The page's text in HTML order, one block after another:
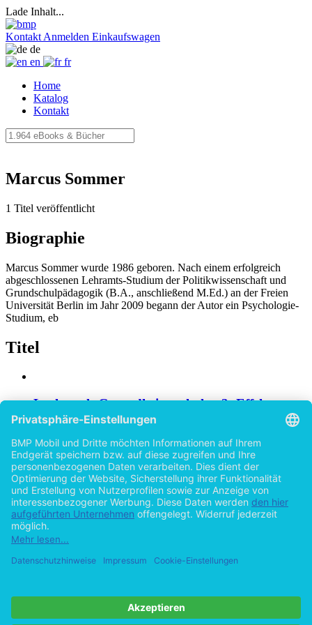
Lade Inhalt...
Kontakt Anmelden Einkaufswagen
de
en
fr
Home
Katalog
Kontakt
Marcus Sommer
1 Titel veröffentlicht
Biographie
Marcus Sommer wurde 1986 geboren. Nach einem erfolgreich
abgeschlossenen Lehramts-Studium der Politikwissenschaft und
Grundschulpädagogik (B.A., anschließend M.Ed.) an der Freien
Universität Berlin im Jahr 2009 begann der Autor ein Psychologie-
Studium, eb
Titel
Lachen als Gesundheitsverhalten?: Effekte von
Lachen auf die physische und psychische
vorliegender Studien der vergangenen 25 Jahre
vonMarcus Sommer (Autor:in) 2015
©2012 Bachelorarbeit 64 Seiten
Hilfe/FAQ
Impressum
Datenschutz
Vertrag widerrufen
Copyright ©Imprint in der Bedey & Thoms Media GmbH powered